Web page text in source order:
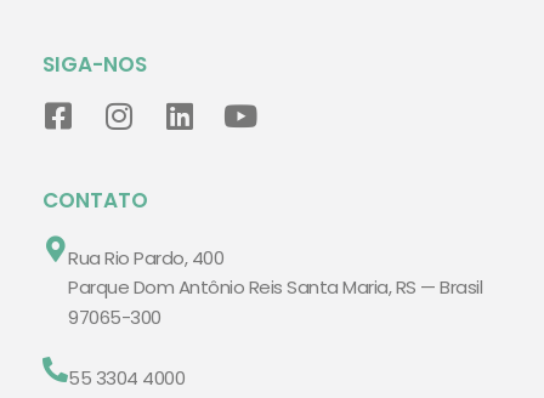
SIGA-NOS
CONTATO
Rua Rio Pardo, 400
Parque Dom Antônio Reis Santa Maria, RS — Brasil
97065-300
55 3304 4000